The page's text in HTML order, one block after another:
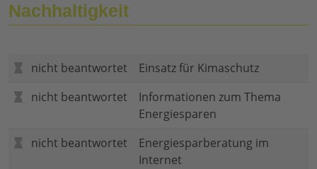
Nachhaltigkeit
nicht beantwortet
Einsatz für Kimaschutz
nicht beantwortet
Informationen zum Thema
Energiesparen
nicht beantwortet
Energiesparberatung im
Internet